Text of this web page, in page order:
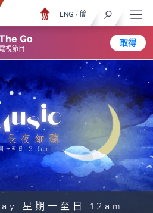
Go
視節目
取得
ENG / 簡
星期一至日 12am...